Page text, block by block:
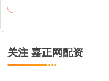
关注 嘉正网配资